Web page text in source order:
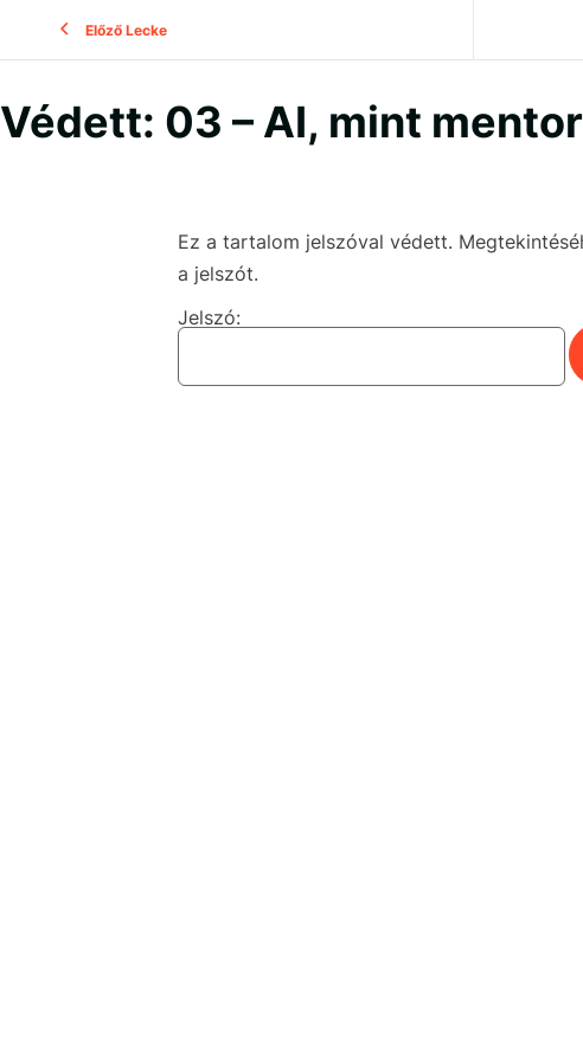
Előző Lecke
Védett: 03 – AI, mint
Ez a tartalom jelszóval védett.
a jelszót.
Jelszó: